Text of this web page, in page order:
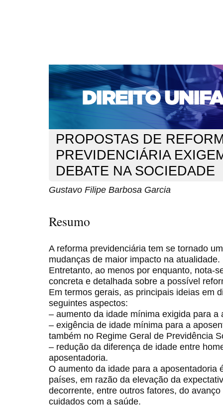
CAPA SOBRE ACESSO CADASTRO
NOTÍCIAS
EDIÇÕES DE Nº 1 A 100 WEBMAIL
Capa>n. 197 (2016) > Barbosa Garcia
PROPOSTAS DE
PREVIDENCIÁRIA
DEBATE NA SOCIEDADE
Gustavo Filipe Barbosa Garcia
Resumo
A reforma previdenciária tem se tornado
mudanças de maior impacto na atualidade.
Entretanto, ao menos por enquanto, nota-
concreta e detalhada sobre a possível
Em termos gerais, as principais ideias em
seguintes aspectos:
– aumento da idade mínima exigida para a
– exigência de idade mínima para a
também no Regime Geral de Previdência
– redução da diferença de idade entre
aposentadoria.
O aumento da idade para a aposentadoria
países, em razão da elevação da
decorrente, entre outros fatores, do
cuidados com a saúde.